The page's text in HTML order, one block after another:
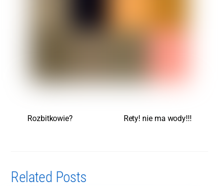
Rozbitkowie? Rety! nie ma wody!!!
Related Posts